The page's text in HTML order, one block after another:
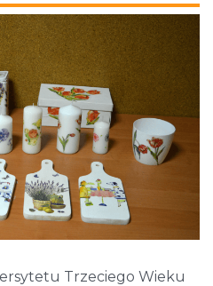
Trzeciego Wieku